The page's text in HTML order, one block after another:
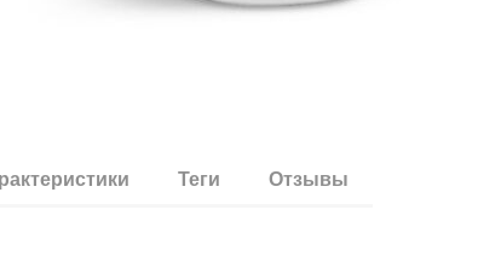
Теги Отзывы